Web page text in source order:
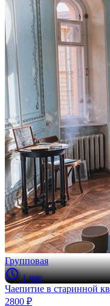
Групповая
1 час
Чаепитие в старинной
2800 ₽